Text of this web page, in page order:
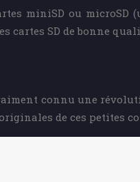
miniSD ou
cartes SD de bonne
connu une
de ces petites